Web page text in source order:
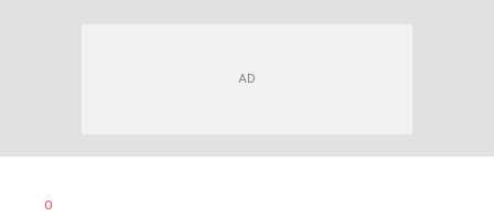
AUTOR
0